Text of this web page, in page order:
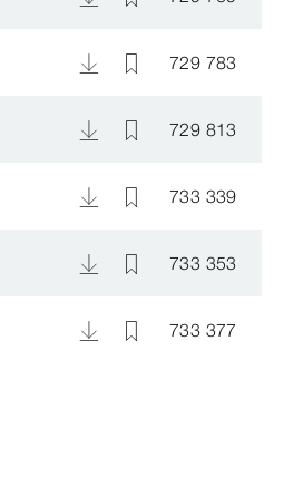
729 783
729 813
733 339
733 353
733 377